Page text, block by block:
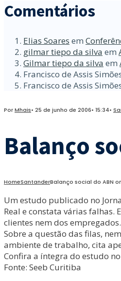
Comentários
Elias Soares em
gilmar tiepo da silva em
Gilmar tiepo da silva em
Francisco de Assis
Francisco de Assis
PorMhais• 25 de junho de 2006• 15:34•
Balanço
HomeSantanderBalanço social do ABN
Um estudo publicado no
Real e constata várias
clientes nem dos empregados.
Sobre a questão das filas,
ambiente de trabalho, cita
Confira a íntegra do estudo
Fonte: Seeb Curitiba